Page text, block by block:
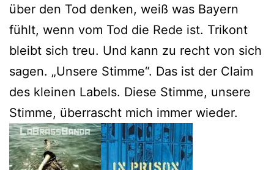
über den Tod denken, weiß was Bayern
fühlt, wenn vom Tod die Rede ist. Trikont
bleibt sich treu. Und kann zu recht von sich
sagen. „Unsere Stimme“. Das ist der Claim
des kleinen Labels. Diese Stimme, unsere
Stimme, überrascht mich immer wieder.